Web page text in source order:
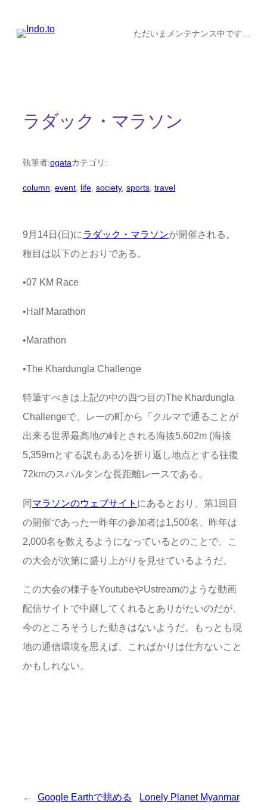
ただいまメンテナンス中です…
ラダック・マラソン
執筆者:ogataカテゴリ:
column, event, life, society, sports, travel
9月14日(日)にラダック・マラソンが開催される。
種目は以下のとおりである。
•07 KM Race
•Half Marathon
•Marathon
•The Khardungla Challenge
特筆すべきは上記の中の四つ目のThe Khardungla
Challengeで、レーの町から「クルマで通ることが
出来る世界最高地の峠とされる海抜5,602m (海抜
5,359mとする説もある)を折り返し地点とする往復
72kmのスパルタンな長距離レースである。
同マラソンのウェブサイト にあるとおり、第1回目
の開催であった一昨年の参加者は1,500名、昨年は
2,000名を数えるようになっているとのことで、こ
の大会が次第に盛り上がりを見せているようだ。
この大会の様子をYoutubeやUstreamのような動画
配信サイトで中継してくれるとありがたいのだが、
今のところそうした動きはないようだ。もっとも現
地の通信環境を思えば、こればかりは仕方ないこと
かもしれない。
←
Google Earthで眺める
Lonely Planet Myanmar